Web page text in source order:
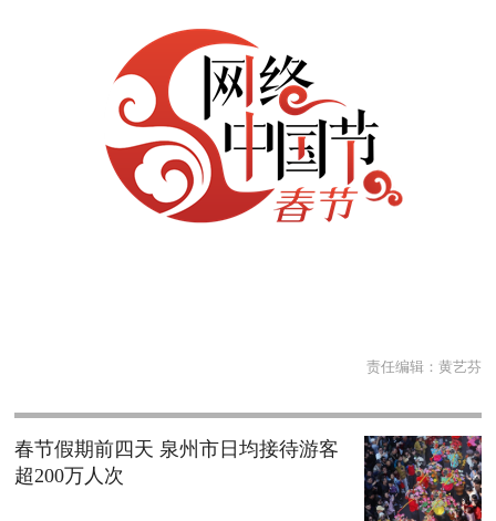
责任编辑： 黄艺芬
春节假期前四天 泉州市日均接待游客
超200万人次